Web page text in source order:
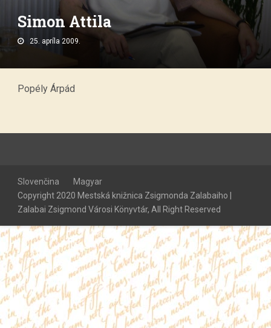
Simon Attila
25. apríla 2009.
Popély Árpád
Slovenčina
Magyar
Copyright 2020 Mestská knižnica Zsigmonda Zalabaiho |
Zalabai Zsigmond Városi Könyvtár, All Right Reserved